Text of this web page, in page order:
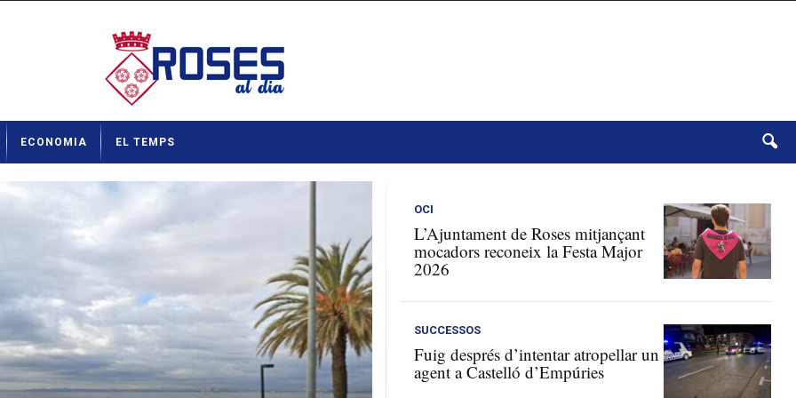
ECONOMIA EL TEMPS
OCI
L’Ajuntament de Roses mitjançant
mocadors reconeix la Festa Major
2026
SUCCESSOS
Fuig després d’intentar atropellar un
agent a Castelló d’Empúries